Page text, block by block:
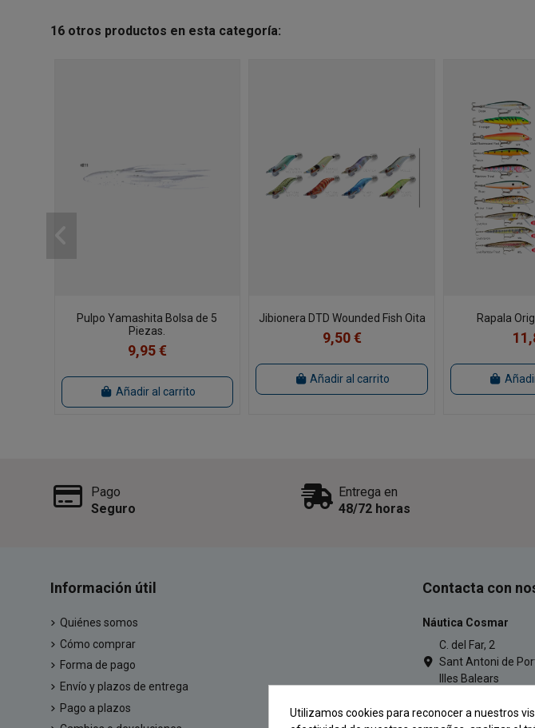
16 otros productos en esta categoría:
Pulpo Yamashita Bolsa de 5
Piezas.
9,95 €
Añadir al carrito
Jibionera DTD Wounded Fish Oita
9,50 €
Añadir al carrito
Rapala
Pago
Seguro
Entrega en
48/72 horas
Información útil
Quiénes somos
Cómo comprar
Forma de pago
Envío y plazos de entrega
Pago a plazos
Contacta con
Náutica Cosmar
C. del Far, 2
Sant Antoni de
Illes Balears
Utilizamos cookies para reconocer a nuestros